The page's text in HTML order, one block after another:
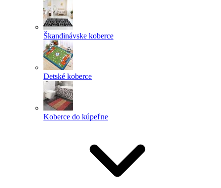
Škandinávske koberce
Detské koberce
Koberce do kúpeľne